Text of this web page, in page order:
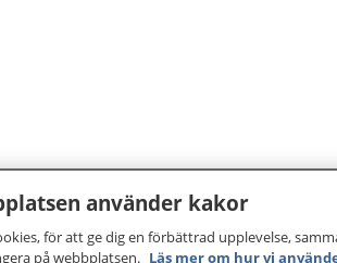
använder kakor
för att ge dig en förbättrad upplevelse,
på webbplatsen. Läs mer om hur vi